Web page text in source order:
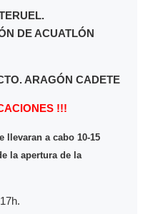
DE ACUATLÓN
ARAGÓN CADETE
!!!
llevaran a cabo 10-15
la apertura de la